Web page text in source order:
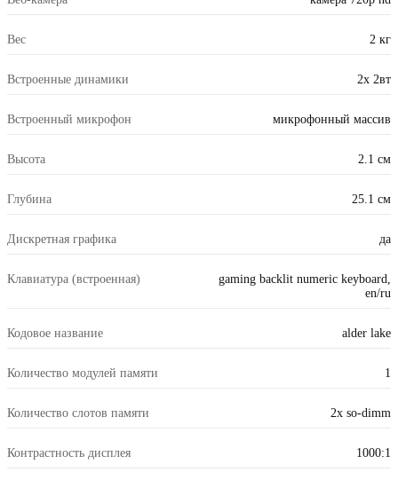
Вес 2 кг
Встроенные динамики 2x 2вт
Встроенный микрофон микрофонный массив
Высота 2.1 см
Глубина 25.1 см
Дискретная графика да
Клавиатура (встроенная)
gaming backlit numeric keyboard,
en/ru
Кодовое название alder lake
Количество модулей памяти 1
Количество слотов памяти 2x so-dimm
Контрастность дисплея 1000:1